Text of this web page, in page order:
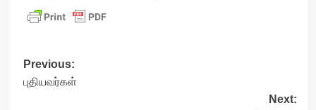
Post
navigation
Previous:
புதியவர்கள்
Next: